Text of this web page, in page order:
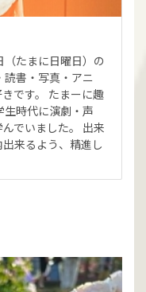
たまに日曜日）の
読書・写真・アニ
です。 たまーに趣
生時代に演劇・声
でいました。 出来
来るよう、精進し